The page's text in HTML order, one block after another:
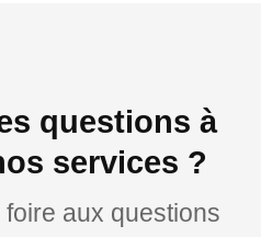
questions à
services ?
aux questions